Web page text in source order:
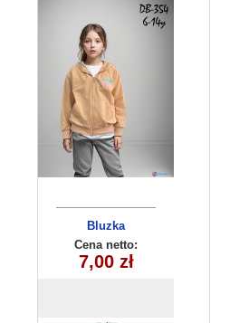
Bluzka
chłopięca
(1-4) 4szt
Cena netto:
7,00 zł